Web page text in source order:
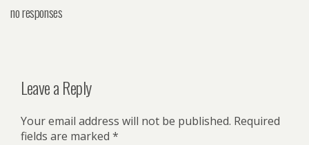
no responses
Leave a Reply
Your email address will not be published. Required
fields are marked *